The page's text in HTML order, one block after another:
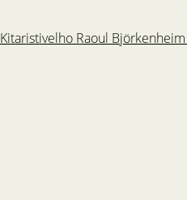
Kitaristivelho Raoul